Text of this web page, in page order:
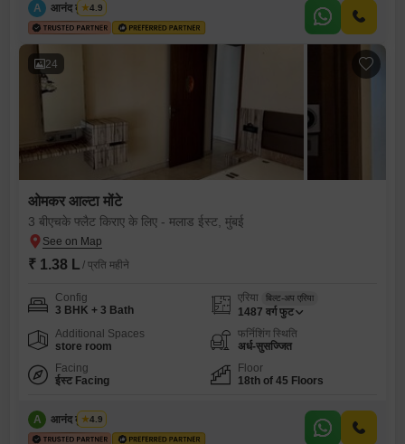
A आनंद कुशवाहा
4.9
24
ओमकर आल्टा मोंटे
3 बीएचके फ्लैट किराए के लिए - मलाड ईस्ट, मुंबई
₹ 1.38 L / प्रति महीने
Config
3 BHK + 3 Bath
एरिया बिल्ट-अप एरिया
1487 वर्ग फुट
Additional Spaces
store room
फर्निशिंग स्थिति
अर्ध-सुसज्जित
Facing
ईस्ट Facing
Floor
18th of 45 Floors
A आनंद कुशवाहा
4.9